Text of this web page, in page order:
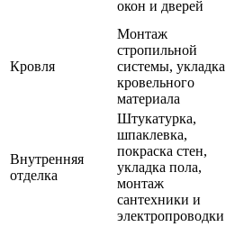
окон и дверей
Кровля
Монтаж
стропильной
системы, укладка
кровельного
материала
Внутренняя
отделка
Штукатурка,
шпаклевка,
покраска стен,
укладка пола,
монтаж
сантехники и
электропроводки